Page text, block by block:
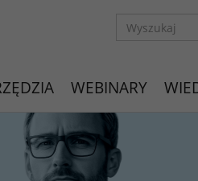
WEBINARY